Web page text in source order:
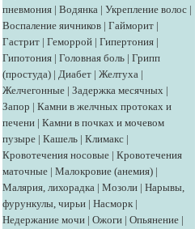
пневмония | Водянка | Укрепление волос |
Воспаление яичников | Гайморит |
Гастрит | Геморрой | Гипертония |
Гипотония | Головная боль | Грипп
(простуда) | Диабет | Желтуха |
Желчегонные | Задержка месячных |
Запор | Камни в желчных протоках и
печени | Камни в почках и мочевом
пузыре | Кашель | Климакс |
Кровотечения носовые | Кровотечения
маточные | Малокровие (анемия) |
Малярия, лихорадка | Мозоли | Нарывы,
фурункулы, чирьи | Насморк |
Недержание мочи | Ожоги | Опьянение |